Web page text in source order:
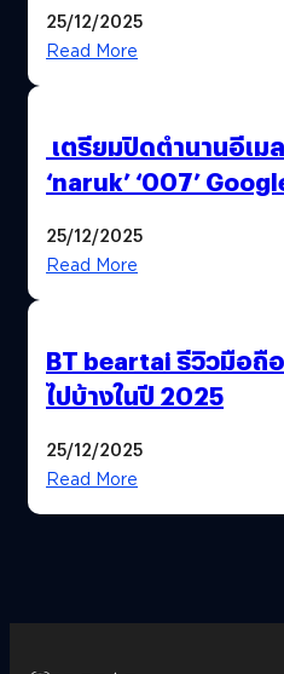
25/12/2025
Read More
เตรียมปิดตำนานอีเม
‘naruk’ ‘007’
25/12/2025
Read More
BT beartai รีวิวมือถื
ไปบ้างในปี 2025
25/12/2025
Read More